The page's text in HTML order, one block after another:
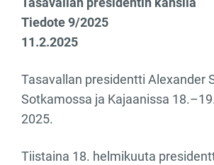
Tiedote 9/2025
11.2.2025
Tasavallan presidentti Alexander
Sotkamossa ja Kajaanissa
2025.
Tiistaina 18. helmikuuta